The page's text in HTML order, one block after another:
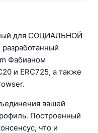
для СОЦИАЛЬНОЙ
Фабианом
и ERC725, а также
вашей
Построенный
что и